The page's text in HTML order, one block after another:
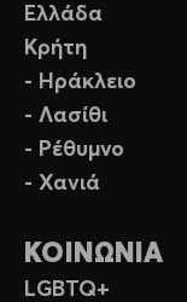
Ελλάδα
Κρήτη
- Ηράκλειο
- Λασίθι
- Ρέθυμνο
- Χανιά
ΚΟΙΝΩΝΙΑ
LGBTQ+